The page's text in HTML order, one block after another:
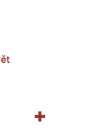
+